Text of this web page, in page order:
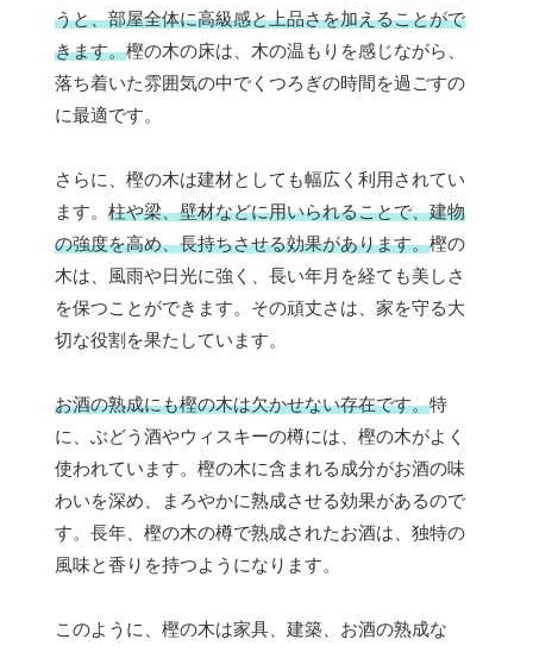
うと、部屋全体に高級感と上品さを加えることがで
きます。樫の木の床は、木の温もりを感じながら、
落ち着いた雰囲気の中でくつろぎの時間を過ごすの
に最適です。
さらに、樫の木は建材としても幅広く利用されてい
ます。 柱や梁、壁材などに用いられることで、建物
の強度を高め、長持ちさせる効果があります。樫の
木は、風雨や日光に強く、長い年月を経ても美しさ
を保つことができます。その頑丈さは、家を守る大
切な役割を果たしています。
お酒の熟成にも樫の木は欠かせない存在です。特
に、ぶどう酒やウィスキーの樽には、樫の木がよく
使われています。樫の木に含まれる成分がお酒の味
わいを深め、まろやかに熟成させる効果があるので
す。長年、樫の木の樽で熟成されたお酒は、独特の
風味と香りを持つようになります。
このように、樫の木は家具、建築、お酒の熟成な